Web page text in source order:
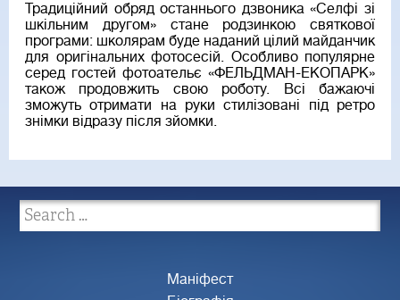
Традиційний обряд останнього дзвоника «Селфі зі
шкільним другом» стане родзинкою святкової
програми: школярам буде наданий цілий майданчик
для оригінальних фотосесій. Особливо популярне
серед гостей фотоательє «ФЕЛЬДМАН-ЕКОПАРК»
також продовжить свою роботу. Всі бажаючі
зможуть отримати на руки стилізовані під ретро
знімки відразу після зйомки.
Маніфест